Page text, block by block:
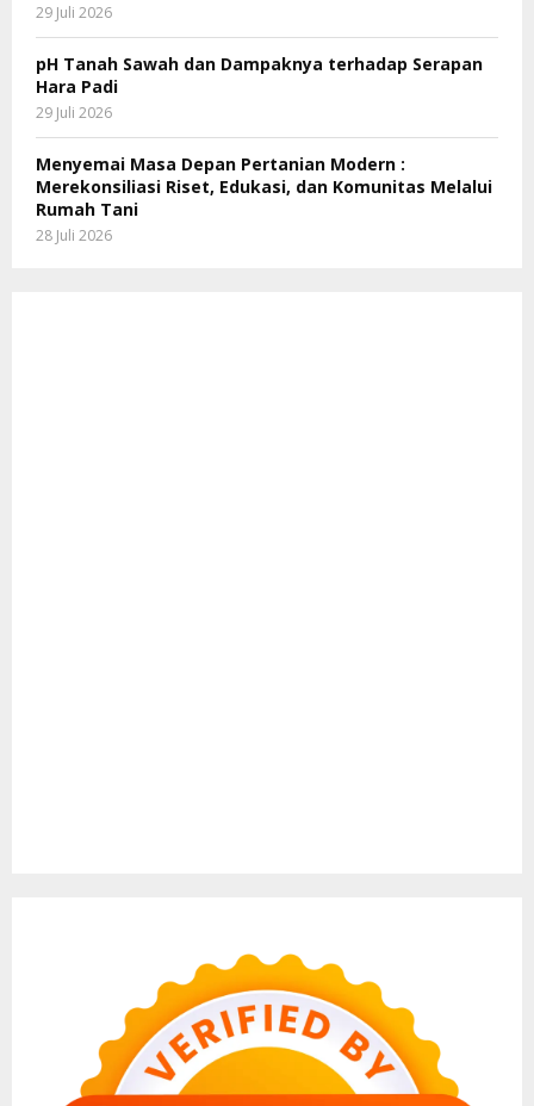
29 Juli 2026
pH Tanah Sawah dan Dampaknya terhadap Serapan
Hara Padi
29 Juli 2026
Menyemai Masa Depan Pertanian Modern :
Merekonsiliasi Riset, Edukasi, dan Komunitas Melalui
Rumah Tani
28 Juli 2026